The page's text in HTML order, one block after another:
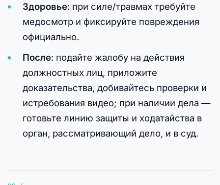
Здоровье: при силе/травмах требуйте
медосмотр и фиксируйте повреждения
официально.
После: подайте жалобу на действия
должностных лиц, приложите
доказательства, добивайтесь проверки и
истребования видео; при наличии дела —
готовьте линию защиты и ходатайства в
орган, рассматривающий дело, и в суд.